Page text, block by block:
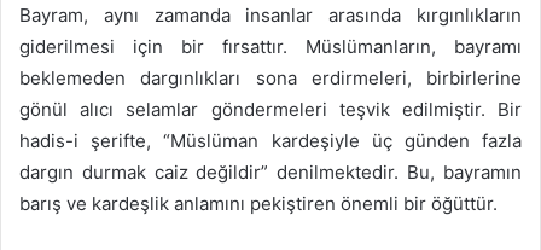
Bayram, aynı zamanda insanlar arasında kırgınlıkların
giderilmesi için bir fırsattır. Müslümanların, bayramı
beklemeden dargınlıkları sona erdirmeleri, birbirlerine
gönül alıcı selamlar göndermeleri teşvik edilmiştir. Bir
hadis-i şerifte, “Müslüman kardeşiyle üç günden fazla
dargın durmak caiz değildir” denilmektedir. Bu, bayramın
barış ve kardeşlik anlamını pekiştiren önemli bir öğüttür.